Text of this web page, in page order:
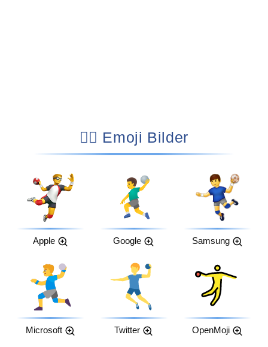
🤾‍♂️ Emoji Bilder
Apple Google Samsung
Microsoft Twitter OpenMoji